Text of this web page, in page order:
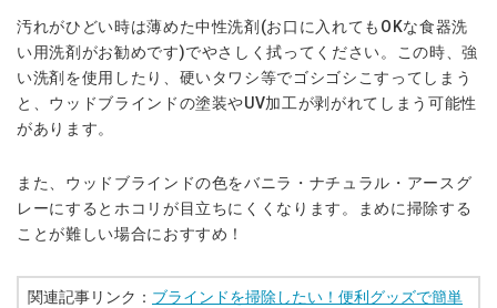
汚れがひどい時は薄めた中性洗剤(お口に入れてもOKな食器洗
い用洗剤がお勧めです)でやさしく拭ってください。この時、強
い洗剤を使用したり、硬いタワシ等でゴシゴシこすってしまう
と、ウッドブラインドの塗装やUV加工が剥がれてしまう可能性
があります。
また、ウッドブラインドの色をバニラ・ナチュラル・アースグ
レーにするとホコリが目立ちにくくなります。まめに掃除する
ことが難しい場合におすすめ！
関連記事リンク： ブラインドを掃除したい！便利グッズで簡単